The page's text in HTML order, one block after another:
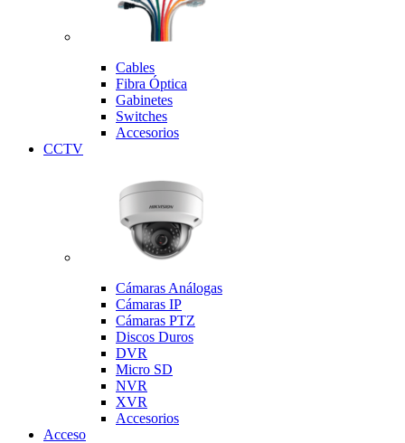
Cables
Fibra Óptica
Gabinetes
Switches
Accesorios
CCTV
Cámaras Análogas
Cámaras IP
Cámaras PTZ
Discos Duros
DVR
Micro SD
NVR
XVR
Accesorios
Acceso